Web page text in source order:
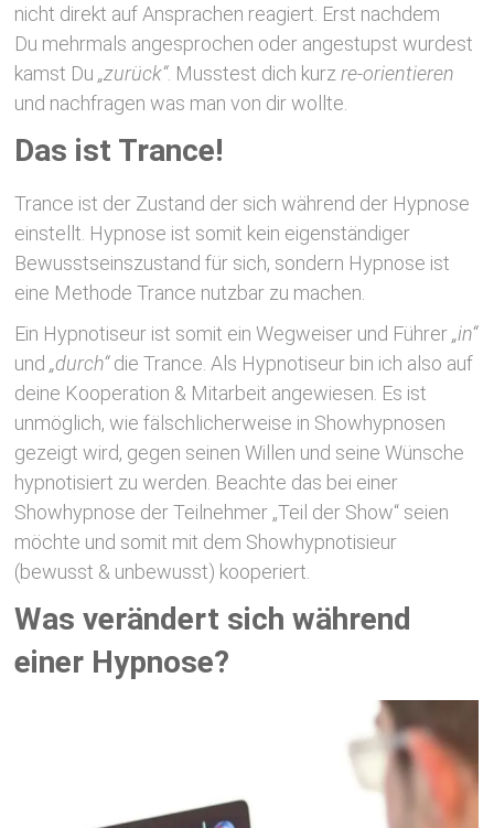
nicht direkt auf Ansprachen reagiert. Erst nachdem
Du mehrmals angesprochen oder angestupst wurdest
kamst Du„zurück“. Musstest dich kurzre-orientieren
und nachfragen was man von dir wollte.
Das ist Trance!
Trance ist der Zustand der sich während der Hypnose
einstellt. Hypnose ist somit kein eigenständiger
Bewusstseinszustand für sich, sondern Hypnose ist
eine Methode Trance nutzbar zu machen.
Ein Hypnotiseur ist somit ein Wegweiser und Führer„in“
und„durch“die Trance. Als Hypnotiseur bin ich also auf
deine Kooperation & Mitarbeit angewiesen. Es ist
unmöglich, wie fälschlicherweise in Showhypnosen
gezeigt wird, gegen seinen Willen und seine Wünsche
hypnotisiert zu werden. Beachte das bei einer
Showhypnose der Teilnehmer „Teil der Show“ seien
möchte und somit mit dem Showhypnotisieur
(bewusst & unbewusst) kooperiert.
Was verändert sich während
einer Hypnose?